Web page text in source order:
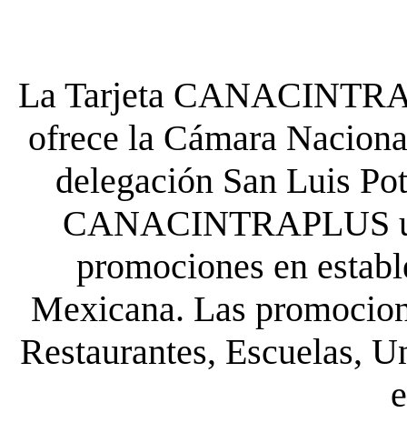
La Tarjeta
ofrece la Cámara
delegación San Luis
CANACINTRAPLUS
promociones en
Mexicana. Las
Restaurantes, Escuelas,